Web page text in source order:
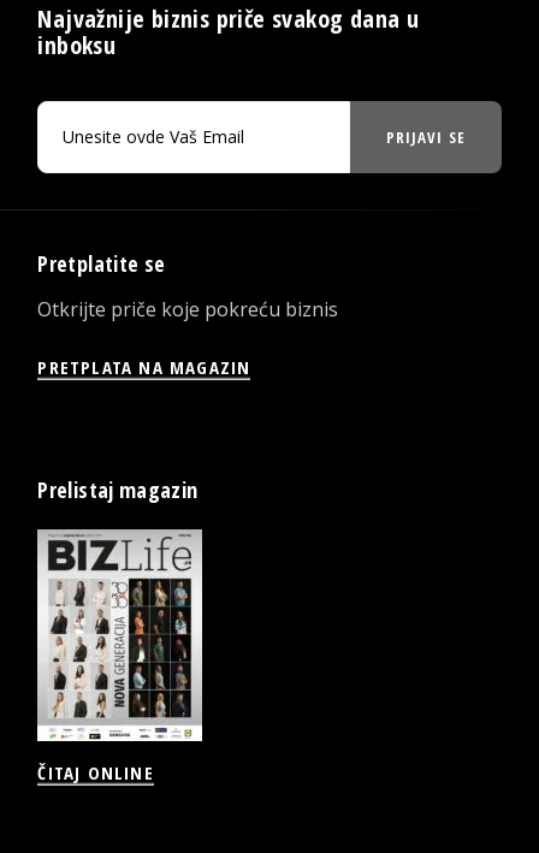
Najvažnije biznis priče svakog dana u
inboksu
PRIJAVI SE
Pretplatite se
Otkrijte priče koje pokreću biznis
PRETPLATA NA MAGAZIN
Prelistaj magazin
ČITAJ ONLINE